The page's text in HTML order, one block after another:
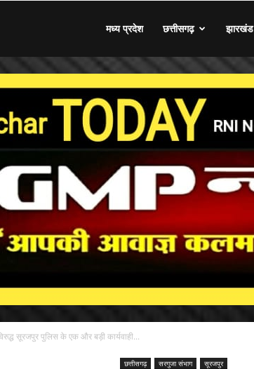
मध्य प्रदेश छत्तीसगढ़ झारखंड
सूरजपुर पुलिस के एक और बड़ी कार्यवाही...
छत्तीसगढ़ सरगुजा संभाग सूरजपुर